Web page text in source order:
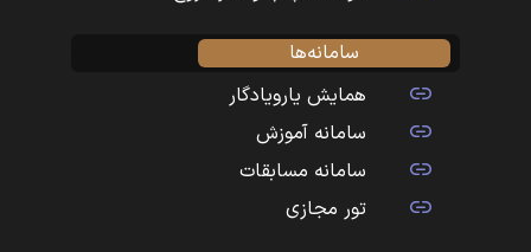
سامانه‌ها
همایش یارویادگار
سامانه آموزش
سامانه مسابقات
تور مجازی